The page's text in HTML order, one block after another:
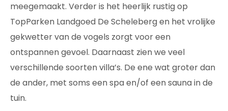
meegemaakt. Verder is het heerlijk rustig op
TopParken Landgoed De Scheleberg en het vrolijke
gekwetter van de vogels zorgt voor een
ontspannen gevoel. Daarnaast zien we veel
verschillende soorten villa’s. De ene wat groter dan
de ander, met soms een spa en/of een sauna in de
tuin.